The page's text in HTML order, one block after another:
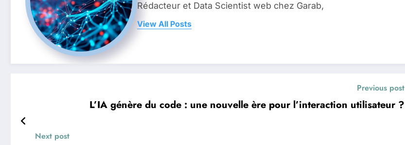
Rédacteur et Data Scientist web chez Garab,
View All Posts
Previous post
L’IA génère du code : une nouvelle ère pour l’interaction utilisateur ?
Next post